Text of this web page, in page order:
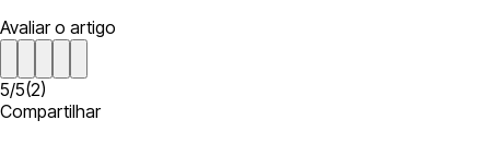
Avaliar o artigo
5/5(2)
Compartilhar